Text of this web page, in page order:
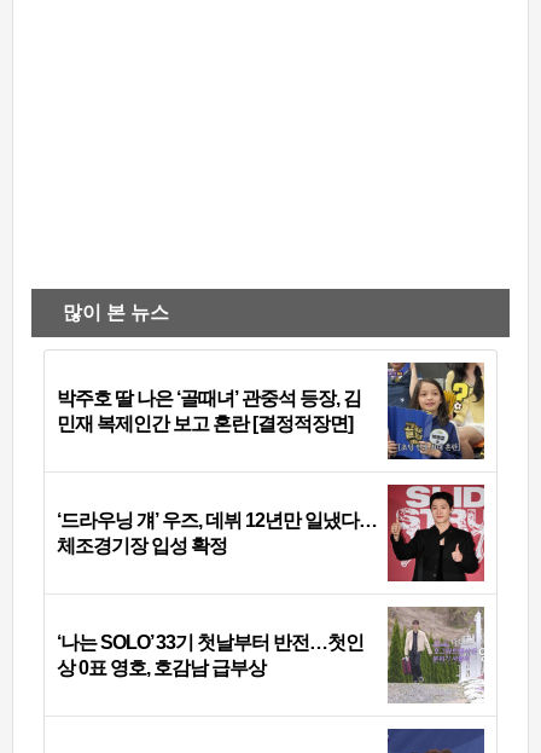
많이 본 뉴스
박주호 딸 나은 ‘골때녀’ 관중석 등장, 김
민재 복제인간 보고 혼란 [결정적장면]
‘드라우닝 걔’ 우즈, 데뷔 12년만 일냈다…
체조경기장 입성 확정
‘나는 SOLO’ 33기 첫날부터 반전…첫인
상 0표 영호, 호감남 급부상